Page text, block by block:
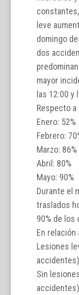
leve
domingo
dos
mayor
las 12:00 y
Respecto
Enero: 52%
Febrero:
Marzo: 86%
Abril: 80%
Mayo: 90%
Durante el
traslados
90% de los
En relación
Lesiones
Sin